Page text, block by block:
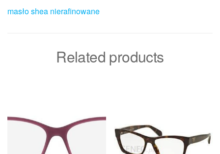
masło shea nierafinowane
Related products